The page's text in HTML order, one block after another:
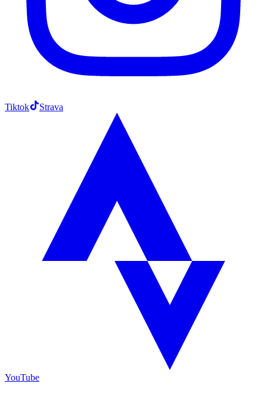
Tiktok Strava
YouTube